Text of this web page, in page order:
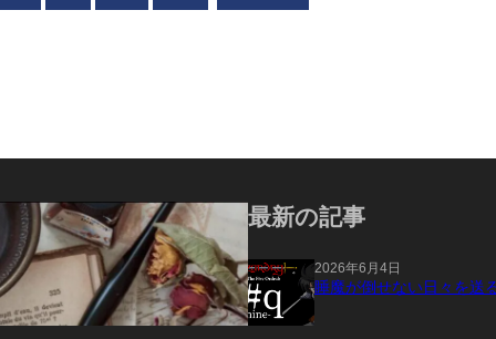
最新の記事
2026年6月4日
睡魔が倒せない日々を送